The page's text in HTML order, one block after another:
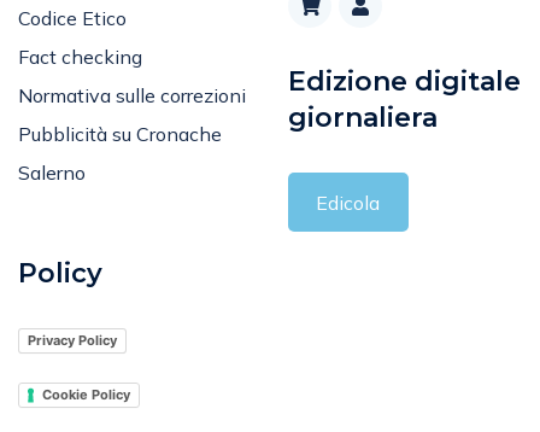
Codice Etico
Fact checking
Normativa sulle correzioni
Pubblicità su Cronache
Salerno
Edizione digitale
giornaliera
Edicola
Policy
Privacy Policy
Cookie Policy